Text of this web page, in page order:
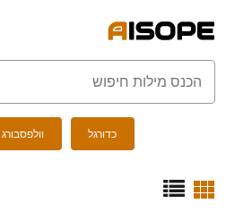
כדורגל וולפסבורג